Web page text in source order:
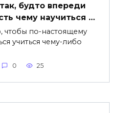
будто впереди
чему научиться …
чтобы по-настоящему
учиться чему-либо
0 25